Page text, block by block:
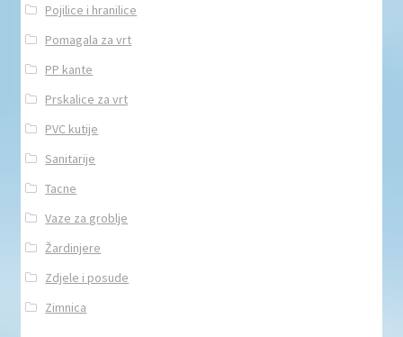
Pojilice i hranilice
Pomagala za vrt
PP kante
Prskalice za vrt
PVC kutije
Sanitarije
Tacne
Vaze za groblje
Žardinjere
Zdjele i posude
Zimnica